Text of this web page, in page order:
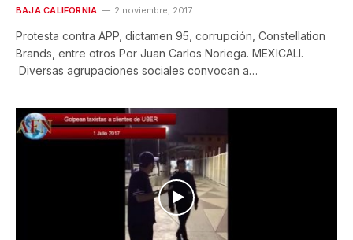
BAJA CALIFORNIA 2 noviembre, 2017
Protesta contra APP, dictamen 95, corrupción, Constellation
Brands, entre otros Por Juan Carlos Noriega. MEXICALI.
Diversas agrupaciones sociales convocan a…